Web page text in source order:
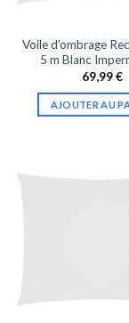
Voile d’ombrage
5 m Blanc
69,99€
AJOUTER AU